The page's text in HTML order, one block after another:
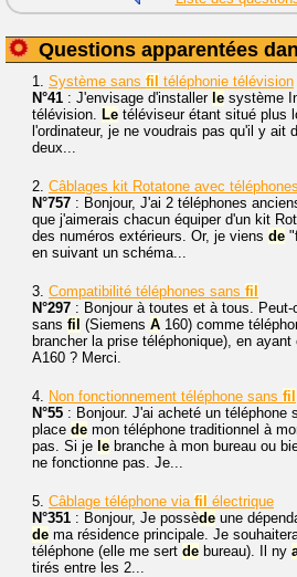
Questions apparentées
1. Système sans fil téléphonie télévision
N°41 : J'envisage d'installer le système
télévision. Le téléviseur étant situé plus
l'ordinateur, je ne voudrais pas qu'il y ait
deux...
2. Câblages kit Rotatone avec
N°757 : Bonjour, J'ai 2 téléphones
que j'aimerais chacun équiper d'un kit
des numéros extérieurs. Or, je viens de
en suivant un schéma...
3. Compatibilité téléphones sans fil
N°297 : Bonjour à toutes et à tous.
sans fil (Siemens A 160) comme
brancher la prise téléphonique), en
A160 ? Merci.
4. Non fonctionnement téléphone sans fil
N°55 : Bonjour. J'ai acheté un téléphone
place de mon téléphone traditionnel à
pas. Si je le branche à mon bureau ou
ne fonctionne pas. Je...
5. Câblage téléphone via fil électrique
N°351 : Bonjour, Je possède une
de ma résidence principale. Je
téléphone (elle me sert de bureau). Il ny
tirés entre les 2...